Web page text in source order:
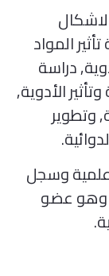
المواد
دراسة
الأدوية,
وتطوير
نشر 5 مقالات علمية وسجل
وهو عضو